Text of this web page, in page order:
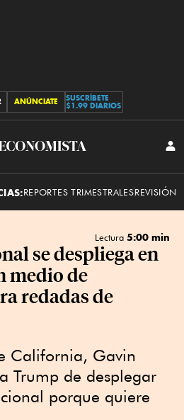
ANÚNCIATE
SUSCRÍBETE
$1.99 DIARIOS
El
REPORTES TRIMESTRALESREVISIÓN
Lectura 5:00 min
se despliega en
medio de
redadas de
California, Gavin
Trump de desplegar
porque quiere